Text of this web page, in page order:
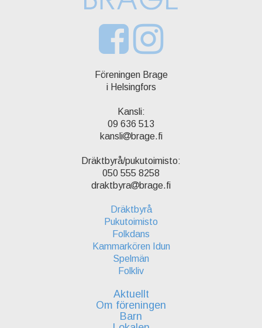
Föreningen Brage
i Helsingfors
Kansli:
09 636 513
kansli
brage.fi
Dräktbyrå/pukutoimisto:
050 555 8258
draktbyra
brage.fi
Dräktbyrå
Pukutoimisto
Folkdans
Kammarkören Idun
Spelmän
Folkliv
Aktuellt
Om föreningen
Barn